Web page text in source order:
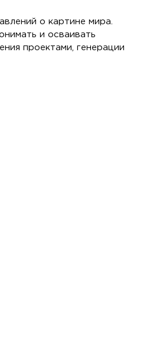
о картине мира.
и осваивать
проектами, генерации